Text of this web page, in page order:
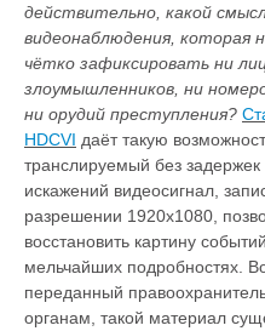
действительно, какой
видеонаблюдения, которая
чётко зафиксировать ни
злоумышленников, ни
ни орудий преступления?
HDCVI даёт такую
транслируемый без задержек
искажений видеосигнал,
разрешении 1920х1080,
восстановить картину
мельчайших подробностях.
переданный
органам, такой материал